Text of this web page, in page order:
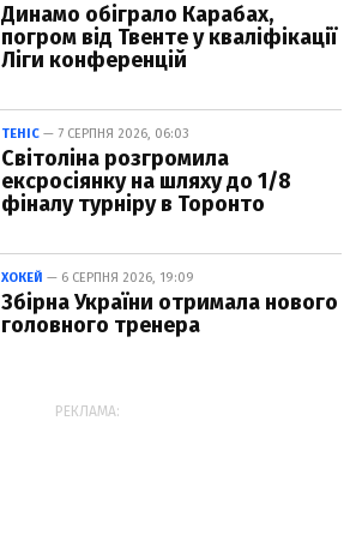
Динамо обіграло Карабах,
погром від Твенте у кваліфікації
Ліги конференцій
ТЕНІС — 7 СЕРПНЯ 2026, 06:03
Світоліна розгромила
ексросіянку на шляху до 1/8
фіналу турніру в Торонто
ХОКЕЙ — 6 СЕРПНЯ 2026, 19:09
Збірна України отримала нового
головного тренера
РЕКЛАМА: